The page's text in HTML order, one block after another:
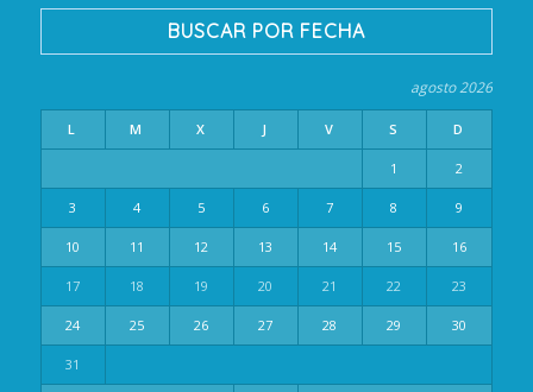
BUSCAR POR FECHA
agosto 2026
L M X J V S D
1 2
3 4 5 6 7 8 9
10 11 12 13 14 15 16
17 18 19 20 21 22 23
24 25 26 27 28 29 30
31